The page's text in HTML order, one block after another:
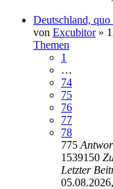
Deutschland,
von Excubitor»
Themen
1
…
74
75
76
77
78
775
1539150
Letzter